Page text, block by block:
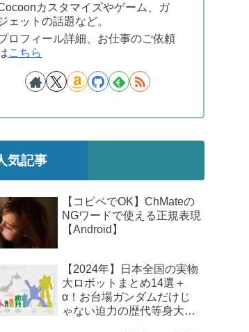
カスタマイズやゲーム、ガ
ェットの話題など。
ロフィール詳細、お仕事のご依頼
こちら
気記事
【コピペでOK】ChMateの
NGワードで使える正規表現
【Android】
【2024年】日本全国の実物
大ロボットまとめ14選＋
α！お台場ガンダムだけじ
ゃない迫力の歴代等身大ロ